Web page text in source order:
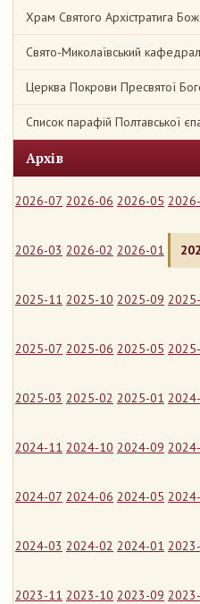
Храм Святого Архістратига
Свято-Миколаївський
Церква Покрови Пресвятої
Список парафій Полтавської
Архів
2026-07 2026-06 2026-05
2026-03 2026-02 2026-01
2025-11 2025-10 2025-09
2025-07 2025-06 2025-05
2025-03 2025-02 2025-01
2024-11 2024-10 2024-09
2024-07 2024-06 2024-05
2024-03 2024-02 2024-01
2023-11 2023-10 2023-09